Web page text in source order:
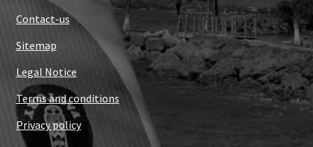
Contact-us
Sitemap
Legal Notice
Terms and conditions
Privacy policy